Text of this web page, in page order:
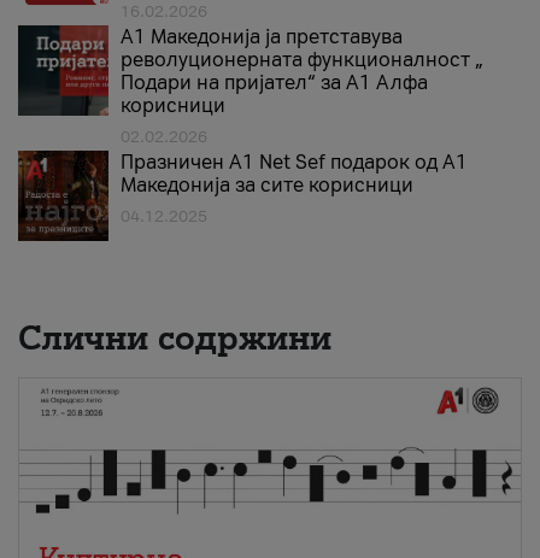
16.02.2026
А1 Македонија ја претставува
револуционерната функционалност „
Подари на пријател“ за А1 Алфа
корисници
02.02.2026
Празничен A1 Net Sеf подарок од А1
Македонија за сите корисници
04.12.2025
Слични содржини